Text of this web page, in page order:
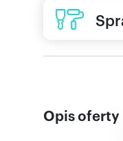
Opis oferty